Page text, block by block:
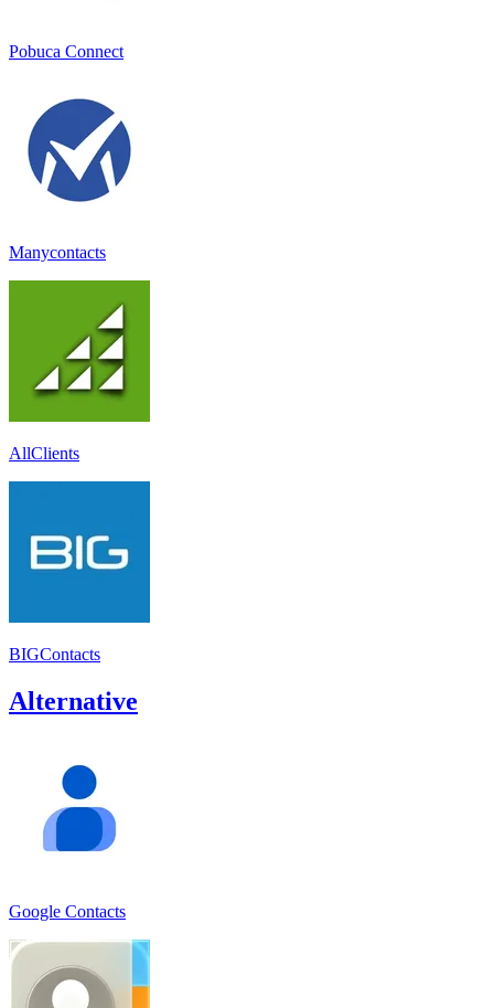
Pobuca Connect
Manycontacts
AllClients
BIGContacts
Alternative
Google Contacts